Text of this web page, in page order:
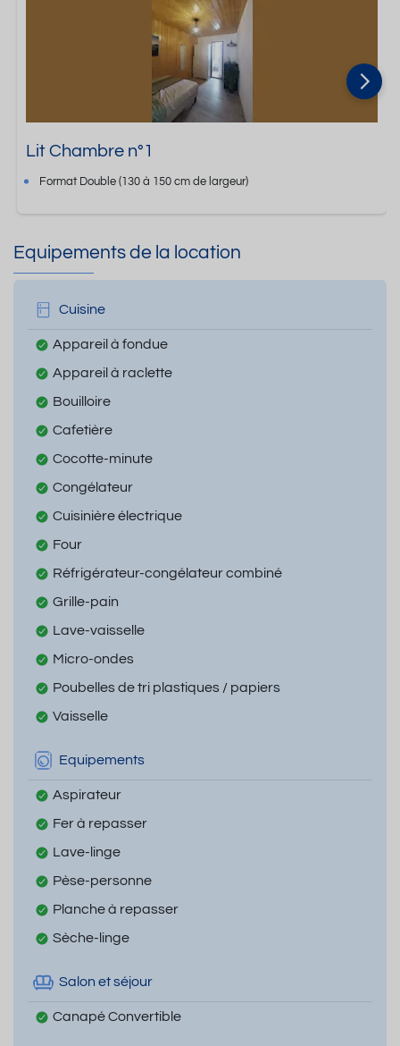
Lit Chambre n°1
Format Double (130 à 150 cm de largeur)
Equipements de la location
Cuisine
Appareil à fondue
Appareil à raclette
Bouilloire
Cafetière
Cocotte-minute
Congélateur
Cuisinière électrique
Four
Réfrigérateur-congélateur combiné
Grille-pain
Lave-vaisselle
Micro-ondes
Poubelles de tri plastiques / papiers
Vaisselle
Equipements
Aspirateur
Fer à repasser
Lave-linge
Pèse-personne
Planche à repasser
Sèche-linge
Salon et séjour
Canapé Convertible